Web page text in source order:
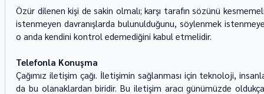
Özür dilenen kişi de sakin olmalı; karşı tarafın sözünü
istenmeyen davranışlarda bulunulduğunu, söylenmek
o anda kendini kontrol edemediğini kabul etmelidir.
Telefonla Konuşma
Çağımız iletişim çağı. İletişimin sağlanması için teknoloji,
da bu olanaklardan biridir. Bu iletişim aracı günümüzde